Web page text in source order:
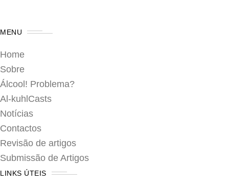
MENU
Home
Sobre
Álcool! Problema?
Al-kuhlCasts
Notícias
Contactos
Revisão de artigos
Submissão de Artigos
LINKS ÚTEIS